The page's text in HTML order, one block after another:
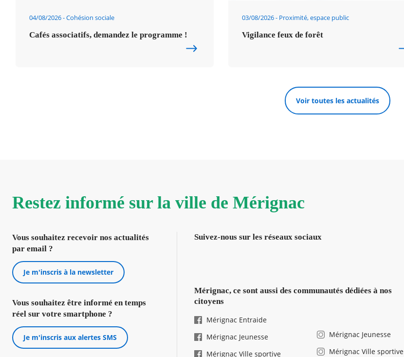
04/08/2026 Cohésion sociale
Cafés associatifs, demandez le programme !
03/08/2026 Proximité, espace public
Vigilance feux de forêt
Voir toutes les actualités
Restez informé sur la ville de Mérignac
Vous souhaitez recevoir nos actualités
par email ?
Je m'inscris à la newsletter
Vous souhaitez être informé en temps
réel sur votre smartphone ?
Je m'inscris aux alertes SMS
Suivez-nous sur les réseaux sociaux
Mérignac, ce sont aussi des communautés dédiées à nos
citoyens
Mérignac Entraide
Mérignac Jeunesse
Mérignac Ville sportive
Mérignac Jeunesse
Mérignac Ville sportive